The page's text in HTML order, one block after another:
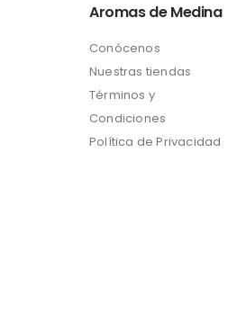
Aromas de Medina
Conócenos
Nuestras tiendas
Términos y
Condiciones
Política de Privacidad